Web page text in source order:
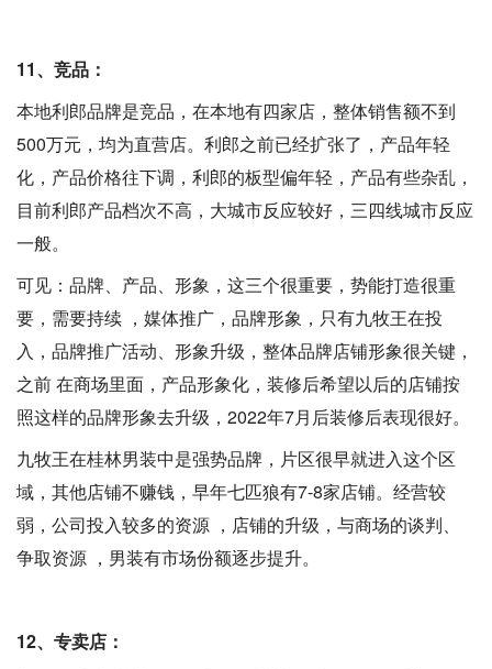
11、竞品：
本地利郎品牌是竞品，在本地有四家店，整体销售额不到
500万元，均为直营店。利郎之前已经扩张了，产品年轻
化，产品价格往下调，利郎的板型偏年轻，产品有些杂乱，
目前利郎产品档次不高，大城市反应较好，三四线城市反应
一般。
可见：品牌、产品、形象，这三个很重要，势能打造很重
要，需要持续 ，媒体推广，品牌形象，只有九牧王在投
入，品牌推广活动、形象升级，整体品牌店铺形象很关键，
之前 在商场里面，产品形象化，装修后希望以后的店铺按
照这样的品牌形象去升级，2022年7月后装修后表现很好。
九牧王在桂林男装中是强势品牌，片区很早就进入这个区
域，其他店铺不赚钱，早年七匹狼有7-8家店铺。经营较
弱，公司投入较多的资源 ，店铺的升级，与商场的谈判、
争取资源 ，男装有市场份额逐步提升。
12、专卖店：